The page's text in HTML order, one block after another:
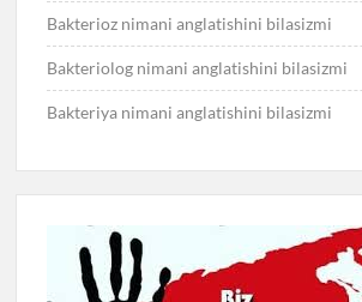
Bakterioz nimani anglatishini bilasizmi
Bakteriolog nimani anglatishini bilasizmi
Bakteriya nimani anglatishini bilasizmi